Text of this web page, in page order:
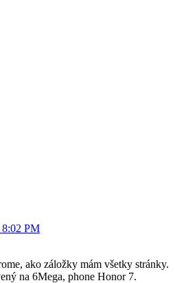
8:02 PM
ako záložky mám všetky stránky.
na 6Mega, phone Honor 7.